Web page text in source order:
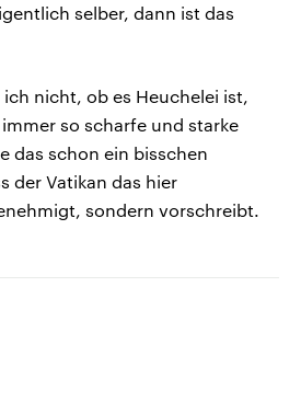
selber, dann ist das
ich nicht, ob es Heuchelei ist,
so scharfe und starke
das schon ein bisschen
der Vatikan das hier
sondern vorschreibt.